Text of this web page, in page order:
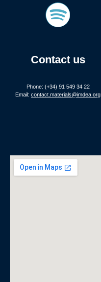
Contact us
Phone: (+34) 91 549 34 22
Email: contact.materials@imdea.org